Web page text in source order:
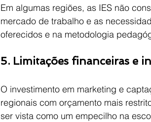
Em algumas regiões, as IES não
mercado de trabalho e as
oferecidos e na metodologia
5. Limitações financeiras e
O investimento em marketing e
regionais com orçamento mais
ser vista como um empecilho na